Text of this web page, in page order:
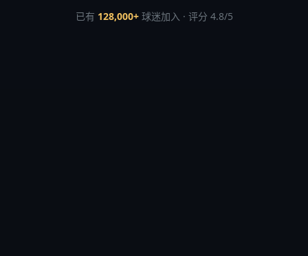
已有 128,000+球迷加入 · 评分 4.8/5